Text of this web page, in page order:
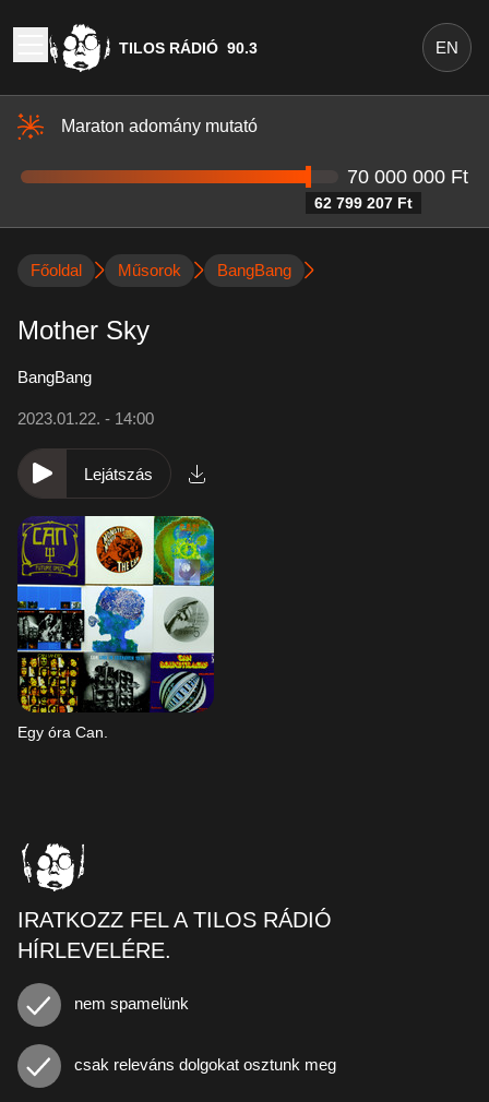
TILOS RÁDIÓ 90.3 EN
Maraton adomány mutató
62 799 207 Ft
70 000 000 Ft
Főoldal Műsorok BangBang
Mother Sky
BangBang
2023.01.22. - 14:00
Lejátszás
Egy óra Can.
IRATKOZZ FEL A TILOS RÁDIÓ
HÍRLEVELÉRE.
nem spamelünk
csak releváns dolgokat osztunk meg